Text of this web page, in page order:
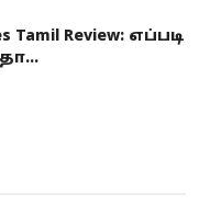
Tamil Review: எப்படி